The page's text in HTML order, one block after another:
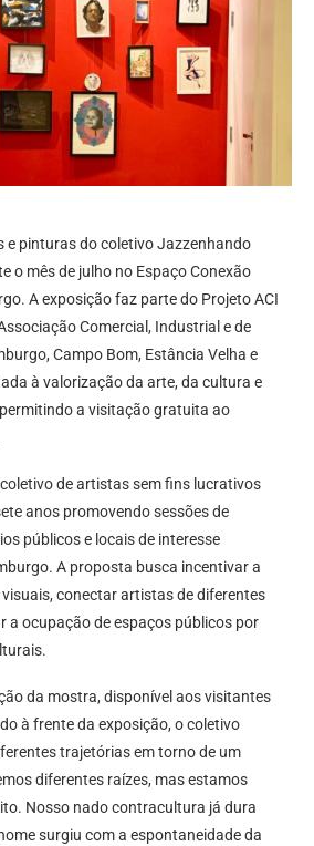
e pinturas do coletivo Jazzenhando
o mês de julho no Espaço Conexão
A exposição faz parte do Projeto ACI
Comercial, Industrial e de
Campo Bom, Estância Velha e
à valorização da arte, da cultura e
a visitação gratuita ao
de artistas sem fins lucrativos
anos promovendo sessões de
públicos e locais de interesse
A proposta busca incentivar a
conectar artistas de diferentes
a ocupação de espaços públicos por
da mostra, disponível aos visitantes
à frente da exposição, o coletivo
trajetórias em torno de um
diferentes raízes, mas estamos
Nosso nado contracultura já dura
surgiu com a espontaneidade da